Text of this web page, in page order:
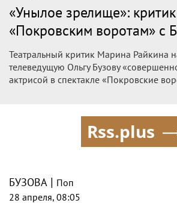
БУЗОВА|Поп
28 апреля, 16:21
Критик Марина Райкина
работу Ольги Бузовой в
спектакле неубедительной
профессиональным разбором после
классической постановке на большой
БУЗОВА | Поп
28 апреля, 16:02